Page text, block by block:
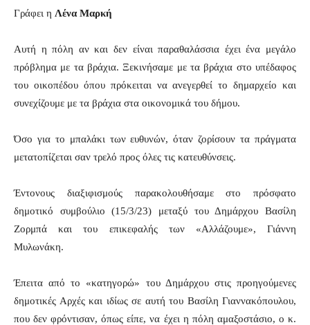
Γράφει η Λένα Μαρκή
Αυτή η πόλη αν και δεν είναι παραθαλάσσια έχει ένα μεγάλο
πρόβλημα με τα βράχια. Ξεκινήσαμε με τα βράχια στο υπέδαφος
του οικοπέδου όπου πρόκειται να ανεγερθεί το δημαρχείο και
συνεχίζουμε με τα βράχια στα οικονομικά του δήμου.
Όσο για το μπαλάκι των ευθυνών, όταν ζορίσουν τα πράγματα
μετατοπίζεται σαν τρελό προς όλες τις κατευθύνσεις.
Έντονους διαξιφισμούς παρακολουθήσαμε στο πρόσφατο
δημοτικό συμβούλιο (15/3/23) μεταξύ του Δημάρχου Βασίλη
Ζορμπά και του επικεφαλής των «Αλλάζουμε», Γιάννη
Μυλωνάκη.
Έπειτα από το «κατηγορώ» του Δημάρχου στις προηγούμενες
δημοτικές Αρχές και ιδίως σε αυτή του Βασίλη Γιαννακόπουλου,
που δεν φρόντισαν, όπως είπε, να έχει η πόλη αμαξοστάσιο, ο κ.